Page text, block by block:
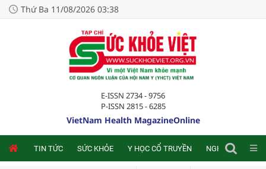
Thứ Ba 11/08/2026 03:38
E-ISSN 2734 - 9756
P-ISSN 2815 - 6285
VietNam Health MagazineOnline
TIN TỨC SỨC KHỎE Y HỌC CỔ TRUYỀN NGHIÊN CỨU